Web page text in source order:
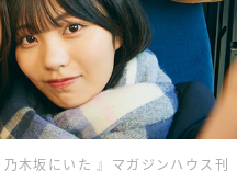
木坂にいた 』マガジンハウス刊